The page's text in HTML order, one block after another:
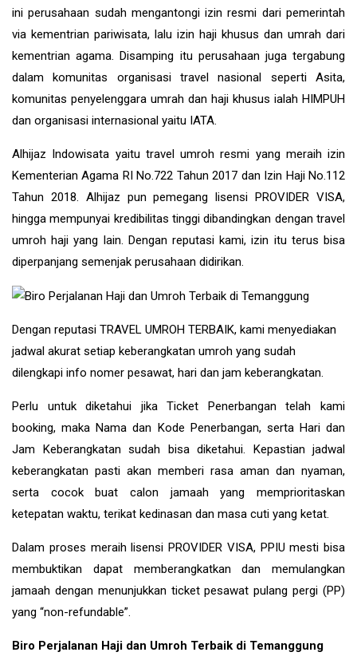
ini perusahaan sudah mengantongi izin resmi dari pemerintah
via kementrian pariwisata, lalu izin haji khusus dan umrah dari
kementrian agama. Disamping itu perusahaan juga tergabung
dalam komunitas organisasi travel nasional seperti Asita,
komunitas penyelenggara umrah dan haji khusus ialah HIMPUH
dan organisasi internasional yaitu IATA.
Alhijaz Indowisata yaitu travel umroh resmi yang meraih izin
Kementerian Agama RI No.722 Tahun 2017 dan Izin Haji No.112
Tahun 2018. Alhijaz pun pemegang lisensi PROVIDER VISA,
hingga mempunyai kredibilitas tinggi dibandingkan dengan travel
umroh haji yang lain. Dengan reputasi kami, izin itu terus bisa
diperpanjang semenjak perusahaan didirikan.
Dengan reputasi TRAVEL UMROH TERBAIK, kami menyediakan
jadwal akurat setiap keberangkatan umroh yang sudah
dilengkapi info nomer pesawat, hari dan jam keberangkatan.
Perlu untuk diketahui jika Ticket Penerbangan telah kami
booking, maka Nama dan Kode Penerbangan, serta Hari dan
Jam Keberangkatan sudah bisa diketahui. Kepastian jadwal
keberangkatan pasti akan memberi rasa aman dan nyaman,
serta cocok buat calon jamaah yang memprioritaskan
ketepatan waktu, terikat kedinasan dan masa cuti yang ketat.
Dalam proses meraih lisensi PROVIDER VISA, PPIU mesti bisa
membuktikan dapat memberangkatkan dan memulangkan
jamaah dengan menunjukkan ticket pesawat pulang pergi (PP)
yang “non-refundable”.
Biro Perjalanan Haji dan Umroh Terbaik di Temanggung